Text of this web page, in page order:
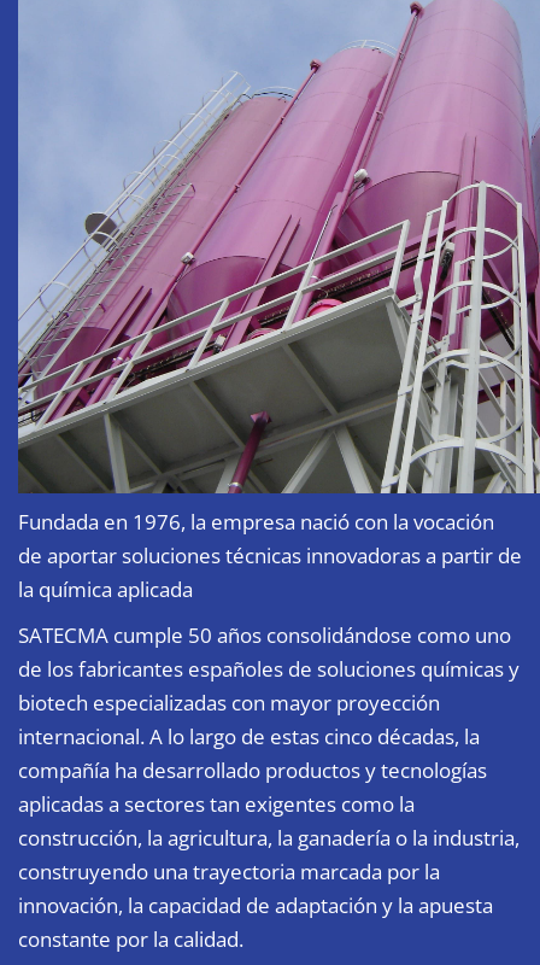
Fundada en 1976, la empresa nació con la vocación
de aportar soluciones técnicas innovadoras a partir de
la química aplicada
SATECMA cumple 50 años consolidándose como uno
de los fabricantes españoles de soluciones químicas y
biotech especializadas con mayor proyección
internacional. A lo largo de estas cinco décadas, la
compañía ha desarrollado productos y tecnologías
aplicadas a sectores tan exigentes como la
construcción, la agricultura, la ganadería o la industria,
construyendo una trayectoria marcada por la
innovación, la capacidad de adaptación y la apuesta
constante por la calidad.